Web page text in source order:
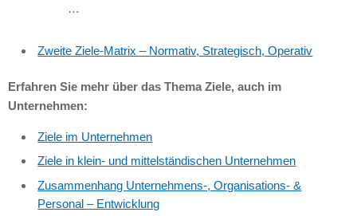
…
Zweite Ziele-Matrix – Normativ, Strategisch, Operativ
Erfahren Sie mehr über das Thema Ziele, auch im
Unternehmen:
Ziele im Unternehmen
Ziele in klein- und mittelständischen Unternehmen
Zusammenhang Unternehmens-, Organisations- &
Personal – Entwicklung